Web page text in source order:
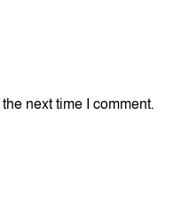
next time I comment.